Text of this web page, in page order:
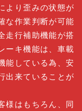
より歪みの状態が
な作業判断が可能
走行補助機能が搭
ーキ機能は、車載
能している為、安
出来ていることが
様はもちろん、同